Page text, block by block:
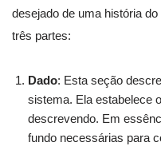
desejado de uma história
três partes:
Dado: Esta seção
sistema. Ela estabelece
descrevendo. Em
fundo necessárias para